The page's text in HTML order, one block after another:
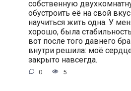
собственную
обустроить её на свой
научиться жить одна. У
хорошо, была
вот после того давнего
внутри решила: моё
закрыто навсегда.
0 5